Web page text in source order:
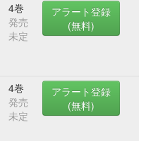
4巻
発売
未定
アラート登録
(無料)
4巻
発売
未定
アラート登録
(無料)